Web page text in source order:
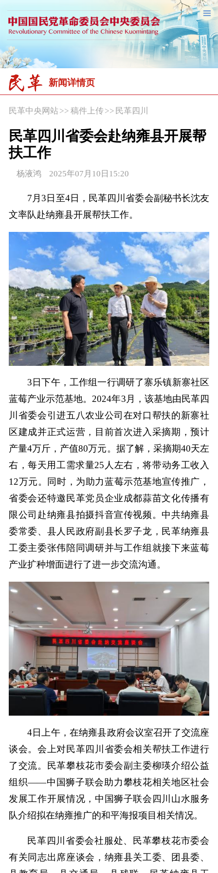
新闻详情页
民革中央网站>> 稿件上传 >> 民革四川
民革四川省委会赴纳雍县开展帮
扶工作
杨液鸿 2025年07月10日15:20
7月3日至4日，民革四川省委会副秘书长沈友
文率队赴纳雍县开展帮扶工作。
3日下午，工作组一行调研了寨乐镇新寨社区
蓝莓产业示范基地。2024年3月，该基地由民革四
川省委会引进五八农业公司在对口帮扶的新寨社
区建成并正式运营，目前首次进入采摘期，预计
产量4万斤，产值80万元。据了解，采摘期40天左
右，每天用工需求量25人左右，将带动务工收入
12万元。同时，为助力蓝莓示范基地宣传推广，
省委会还特邀民革党员企业成都蒜苗文化传播有
限公司赴纳雍县拍摄抖音宣传视频。中共纳雍县
委常委、县人民政府副县长罗子龙，民革纳雍县
工委主委张伟陪同调研并与工作组就接下来蓝莓
产业扩种增面进行了进一步交流沟通。
4日上午，在纳雍县政府会议室召开了交流座
谈会。会上对民革四川省委会相关帮扶工作进行
了交流。民革攀枝花市委会副主委柳瑛介绍公益
组织——中国狮子联会助力攀枝花相关地区社会
发展工作开展情况，中国狮子联会四川山水服务
队介绍拟在纳雍推广的和平海报项目相关情况。
民革四川省委会社服处、民革攀枝花市委会
有关同志出席座谈会，纳雍县关工委、团县委、